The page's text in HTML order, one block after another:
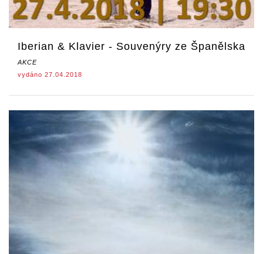
Iberian & Klavier - Souvenýry ze Španělska
AKCE
vydáno 27.04.2018